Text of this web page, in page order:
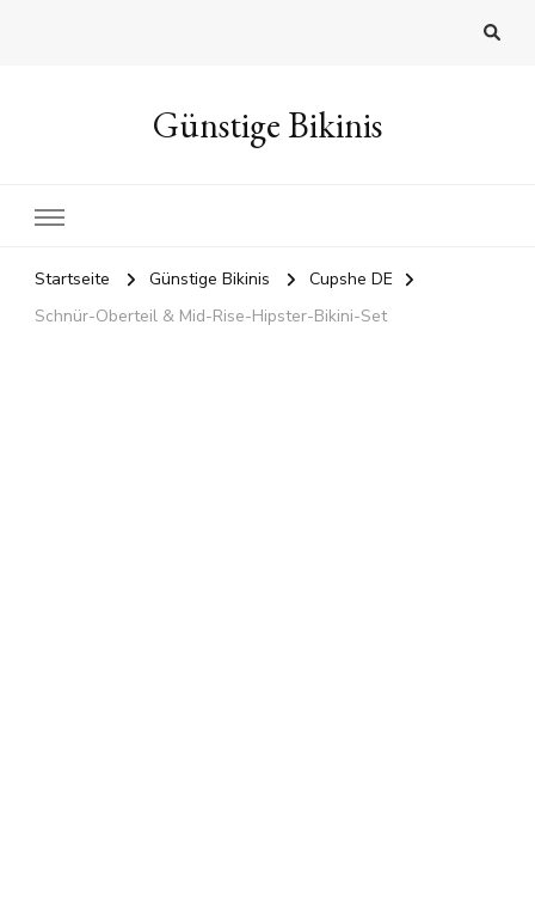
Günstige Bikinis
Startseite Günstige Bikinis
Cupshe DE
Schnür-Oberteil & Mid-Rise-Hipster-Bikini-Set